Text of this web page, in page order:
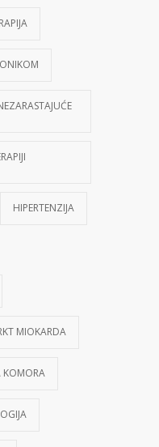
HIPERTENZIJA
MIOKARDA
KOMORA